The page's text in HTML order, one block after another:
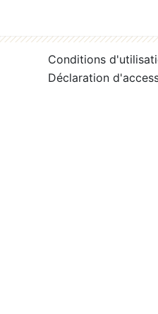
Conditions
Déclaration